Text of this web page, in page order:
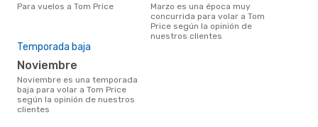
Para vuelos a Tom Price
marzo es una época muy
concurrida para volar a Tom
Price según la opinión de
nuestros clientes
Temporada baja
noviembre
noviembre es una temporada
baja para volar a Tom Price
según la opinión de nuestros
clientes